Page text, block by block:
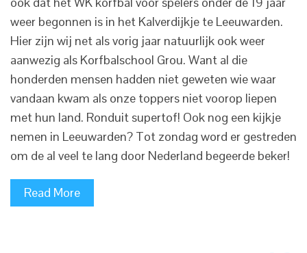
weer begonnen is in het Kalverdijkje te Leeuwarden.
Hier zijn wij net als vorig jaar natuurlijk ook weer
aanwezig als Korfbalschool Grou. Want al die
honderden mensen hadden niet geweten wie waar
vandaan kwam als onze toppers niet voorop liepen
met hun land. Ronduit supertof! Ook nog een kijkje
nemen in Leeuwarden? Tot zondag word er gestreden
om de al veel te lang door Nederland begeerde beker!
Read More